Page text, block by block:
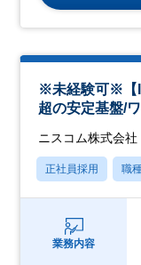
※未経験可※【
超の安定基盤/
ニスコム株式会社
正社員採用 職
業務内容